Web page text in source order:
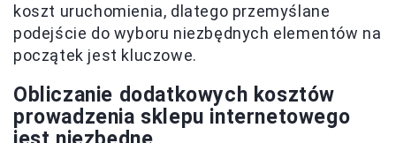
koszt uruchomienia, dlatego przemyślane
podejście do wyboru niezbędnych elementów na
początek jest kluczowe.
Obliczanie dodatkowych kosztów
prowadzenia sklepu internetowego